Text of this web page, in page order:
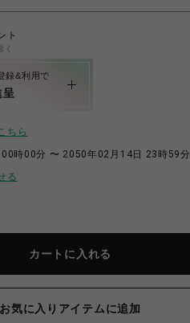
ト
く
録&利用で
ちら
時00分 〜 2050年02月14日 23時59分
る
カートに入れる
お気に入りアイテムに追加